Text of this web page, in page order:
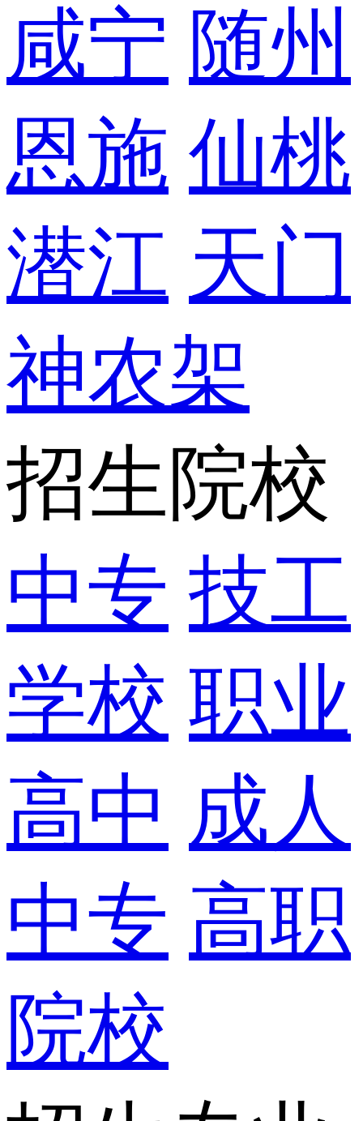
咸宁 随州
恩施 仙桃
潜江 天门
神农架
招生院校
中专 技工
学校 职业
高中 成人
中专 高职
院校